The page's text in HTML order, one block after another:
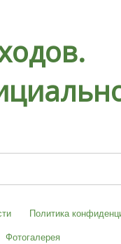
Политика
Фотогалерея